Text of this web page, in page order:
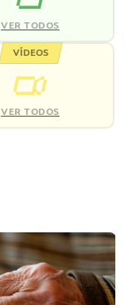
VER TODOS
VÍDEOS
VER TODOS